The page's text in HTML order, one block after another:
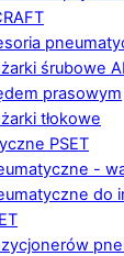
śrubowe
prasowym
tłokowe
PSET
-
do